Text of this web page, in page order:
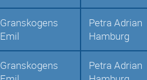
Granskogens
Emil
Petra Adrian
Hamburg
Granskogens
Petra Adrian